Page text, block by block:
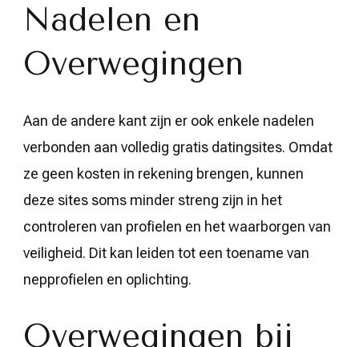
Nadelen en
Overwegingen
Aan de andere kant zijn er ook enkele nadelen
verbonden aan volledig gratis datingsites. Omdat
ze geen kosten in rekening brengen, kunnen
deze sites soms minder streng zijn in het
controleren van profielen en het waarborgen van
veiligheid. Dit kan leiden tot een toename van
nepprofielen en oplichting.
Overwegingen bij